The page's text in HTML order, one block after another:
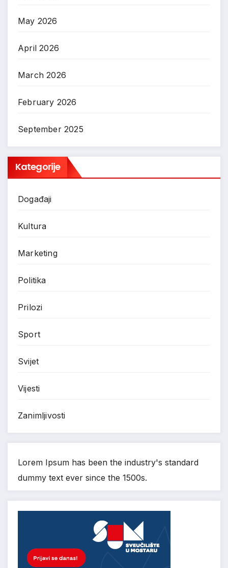
May 2026
April 2026
March 2026
February 2026
September 2025
Kategorije
Događaji
Kultura
Marketing
Politika
Prilozi
Sport
Svijet
Vijesti
Zanimljivosti
Lorem Ipsum has been the industry's standard
dummy text ever since the 1500s.